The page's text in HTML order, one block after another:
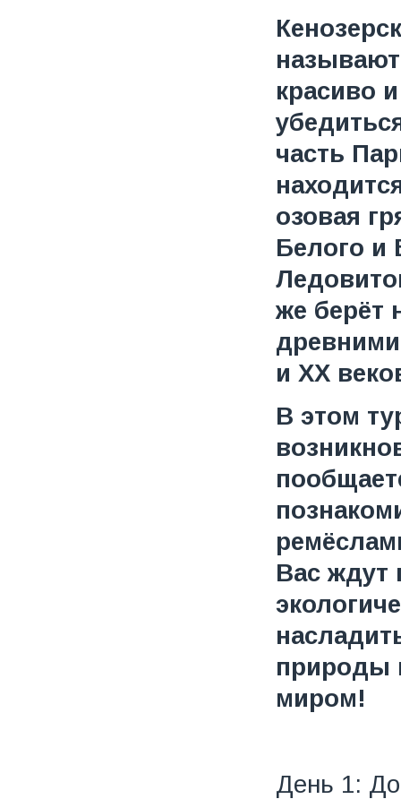
красиво
часть
озовая
Белого и
же берёт
и XX
В этом
Вас ждут
природы
миром!
День 1: